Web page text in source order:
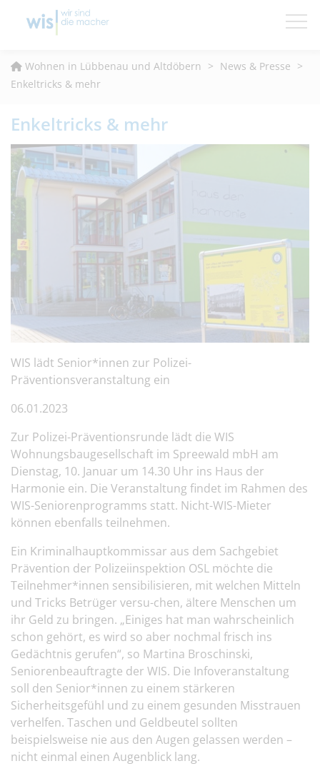
Wohnungsfinder
Wohnen & Leben
Service & Kontakt
Die WIS
Wohnen in Lübbenau und Altdöbern > News & Presse >
Enkeltricks & mehr
Enkeltricks & mehr
WIS lädt Senior*innen zur Polizei-
Präventionsveranstaltung ein
06.01.2023
Zur Polizei-Präventionsrunde lädt die WIS
Wohnungsbaugesellschaft im Spreewald mbH am
Dienstag, 10. Januar um 14.30 Uhr ins Haus der
Harmonie ein. Die Veranstaltung findet im Rahmen des
WIS-Seniorenprogramms statt. Nicht-WIS-Mieter
können ebenfalls teilnehmen.
Ein Kriminalhauptkommissar aus dem Sachgebiet
Prävention der Polizeiinspektion OSL möchte die
Teilnehmer*innen sensibilisieren, mit welchen Mitteln
und Tricks Betrüger versu-chen, ältere Menschen um
ihr Geld zu bringen. „Einiges hat man wahrscheinlich
schon gehört, es wird so aber nochmal frisch ins
Gedächtnis gerufen“, so Martina Broschinski,
Seniorenbeauftragte der WIS. Die Infoveranstaltung
soll den Senior*innen zu einem stärkeren
Sicherheitsgefühl und zu einem gesunden Misstrauen
verhelfen. Taschen und Geldbeutel sollten
beispielsweise nie aus den Augen gelassen werden –
nicht einmal einen Augenblick lang.